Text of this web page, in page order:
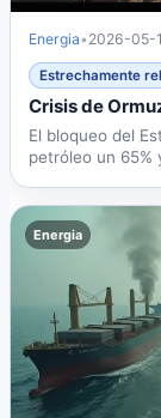
Energia• 2026-05-
Estrechamente
Crisis de
El bloqueo del
petróleo un 65%
Energia